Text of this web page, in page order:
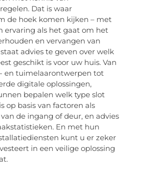
Dat is waar
de hoek komen kijken – met
ervaring als het gaat om het
en vervangen van
advies te geven over welk
geschikt is voor uw huis. Van
en tuimelaarontwerpen tot
digitale oplossingen,
bepalen welk type slot
op basis van factoren als
de ingang of deur, en advies
En met hun
kunt u er zeker
in een veilige oplossing